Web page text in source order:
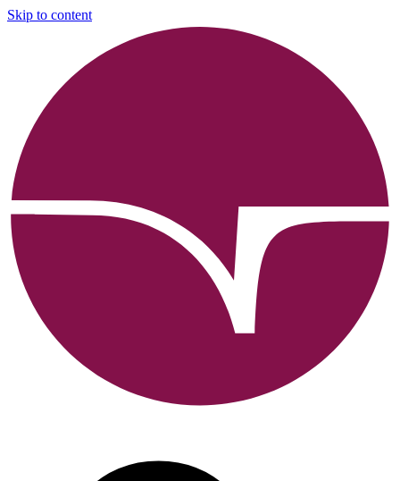
Skip to content